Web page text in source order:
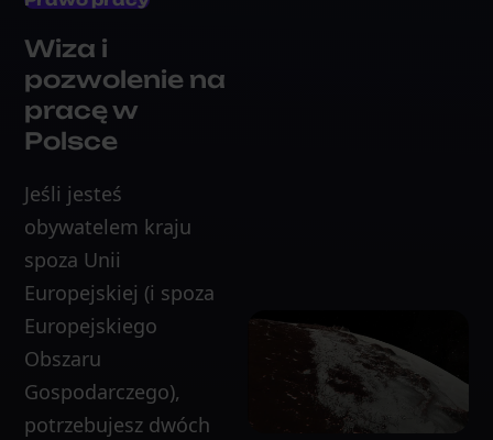
Wiza i
pozwolenie na
pracę w
Polsce
Jeśli jesteś
obywatelem kraju
spoza Unii
Europejskiej (i spoza
Europejskiego
Obszaru
Gospodarczego),
potrzebujesz dwóch